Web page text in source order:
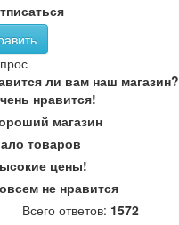
ли вам наш магазин?
нравится!
магазин
товаров
цены!
не нравится
Всего ответов: 1572